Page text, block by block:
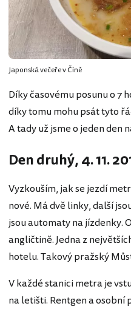
Japonská večeře v Číně
Díky časovému posunu o 7
díky tomu mohu psát tyto
A tady už jsme o jeden den
Den druhý, 4. 11.
Vyzkouším, jak se jezdí
nové. Má dvě linky, další
jsou automaty na jízdenky.
angličtině. Jedna z
hotelu. Takový pražský
V každé stanici metra je
na letišti. Rentgen a